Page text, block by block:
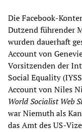
Die Facebook-
Dutzend führender
wurden dauerhaft
Account von
Vorsitzenden der
Social Equality
Account von Niles
World Socialist Web
war Niemuth als
das Amt des US-